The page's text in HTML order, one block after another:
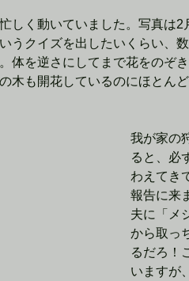
しく動いていました。写真は2
うクイズを出したいくらい、
体を逆さにしてまで花をのぞ
木も開花しているのにほとん
我が家の
ると、必
わえてき
報告に来
夫に「メ
から取っ
るだろ！
いますが